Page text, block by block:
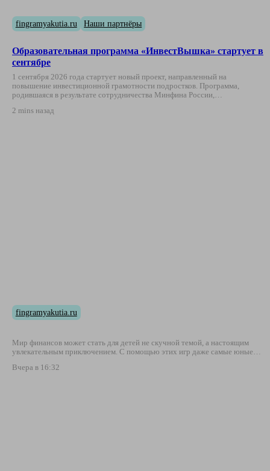
fingramyakutia.ru Наши партнёры
Образовательная программа «ИнвестВышка» стартует в
сентябре
1 сентября 2026 года стартует новый проект, направленный на
повышение инвестиционной грамотности подростков. Программа,
родившаяся в результате сотрудничества Минфина России,…
2 mins назад
fingramyakutia.ru
Мир финансов может стать для детей не скучной темой, а настоящим
увлекательным приключением. С помощью этих игр даже самые юные…
Вчера в 16:32